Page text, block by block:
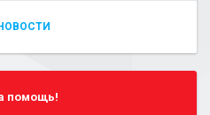
помощь!